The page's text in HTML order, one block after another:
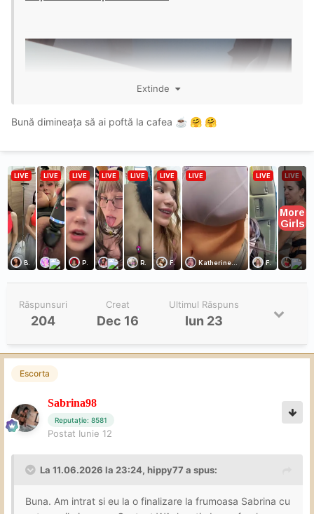
Extinde
Bună dimineața să ai poftă la cafea ☕ 🤗 🤗
Răspunsuri
204
Creat
Dec 16
Ultimul Răspuns
Iun 23
Escorta
Sabrina98
Reputație: 8581
Postat Iunie 12
La 11.06.2026 la 23:24, hippy77 a spus:
Buna. Am intrat si eu la o finalizare la frumoasa Sabrina cu